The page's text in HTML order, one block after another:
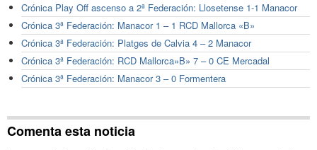
Crónica Play Off ascenso a 2ª Federación: Llosetense 1-1 Manacor
Crónica 3ª Federación: Manacor 1 – 1 RCD Mallorca «B»
Crónica 3ª Federación: Platges de Calvia 4 – 2 Manacor
Crónica 3ª Federación: RCD Mallorca»B» 7 – 0 CE Mercadal
Crónica 3ª Federación: Manacor 3 – 0 Formentera
Comenta esta noticia